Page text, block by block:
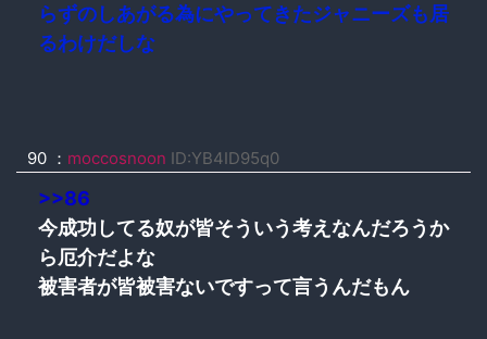
らずのしあがる為にやってきたジャニーズも居
るわけだしな
90 ： moccosnoon ID:YB4ID95q0
>>86
今成功してる奴が皆そういう考えなんだろうか
ら厄介だよな
被害者が皆被害ないですって言うんだもん